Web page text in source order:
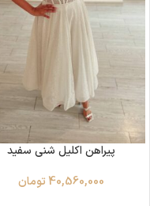
پیراهن اکلیل شنی سفید
40,560,000 تومان